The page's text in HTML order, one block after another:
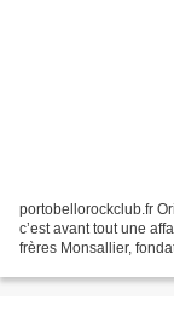
portobellorockclub.fr
c’est avant tout une
frères Monsallier,